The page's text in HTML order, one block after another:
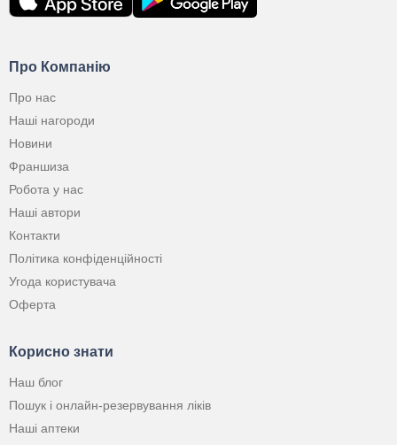
Про Компанію
Про нас
Наші нагороди
Новини
Франшиза
Робота у нас
Наші автори
Контакти
Політика конфіденційності
Угода користувача
Оферта
Корисно знати
Наш блог
Пошук і онлайн-резервування ліків
Наші аптеки